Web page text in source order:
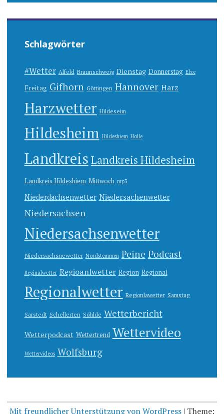
Schlagwörter
#Wetter Alfeld Braunschweig Dienstag Donnerstag Elze
Freitag Gifhorn Göttingen Hannover Harz
Harzwetter Hildeseim
Hildesheim Hildeshiem Holle
Landkreis Landkreis Hildesheim
Landkreis Hildeshiem Mittwoch mp3
Niederdachsenwetter Niedersachenwetter
Niedersachsen
Niedersachsenwetter
Niedersachsnewetter Nordstemmen Peine Podcast
Reginalwetter Regioanlwetter Region Regional
Regionalwetter Regionlawetter Samstag
Sarstedt Schellerten Söhlde Wetterbericht
Wetterpodcast Wettertrend Wettervideo
Wettervideos Wolfsburg
Mit freundlicher Unterstützung von WordPress | Theme: